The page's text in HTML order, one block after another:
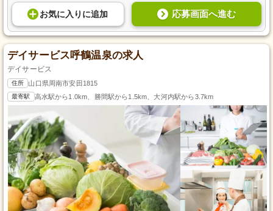
お気に入り に追加 応募画面へ進む
デイサービス呼鶴温泉の求人
デイサービス
住所 山口県周南市安田1815
最寄駅 高水駅から1.0km、勝間駅から1.5km、大河内駅から3.7km